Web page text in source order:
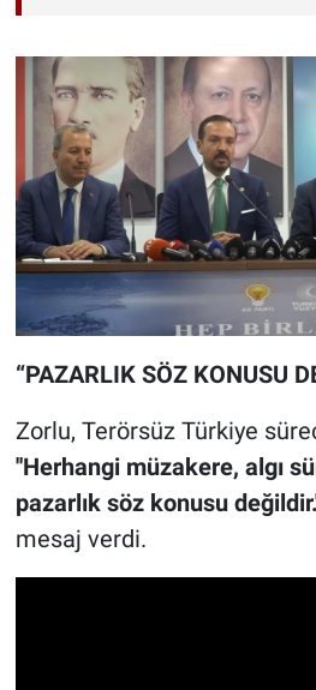
“PAZARLIK SÖZ KONUSU
Zorlu, Terörsüz Türkiye
''Herhangi müzakere, algı
pazarlık söz konusu
mesaj verdi.